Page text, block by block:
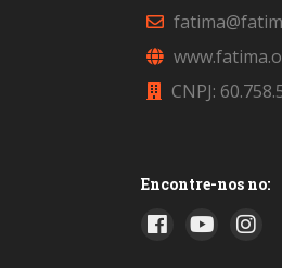
CNPJ:
Encontre-nos no: